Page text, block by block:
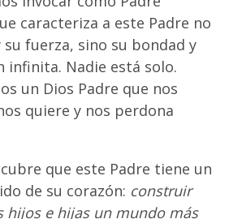
caracteriza a este Padre no
su fuerza, sino su bondad y
infinita. Nadie está solo.
un Dios Padre que nos
quiere y nos perdona
que este Padre tiene un
de su corazón: construir
hijos e hijas un mundo más